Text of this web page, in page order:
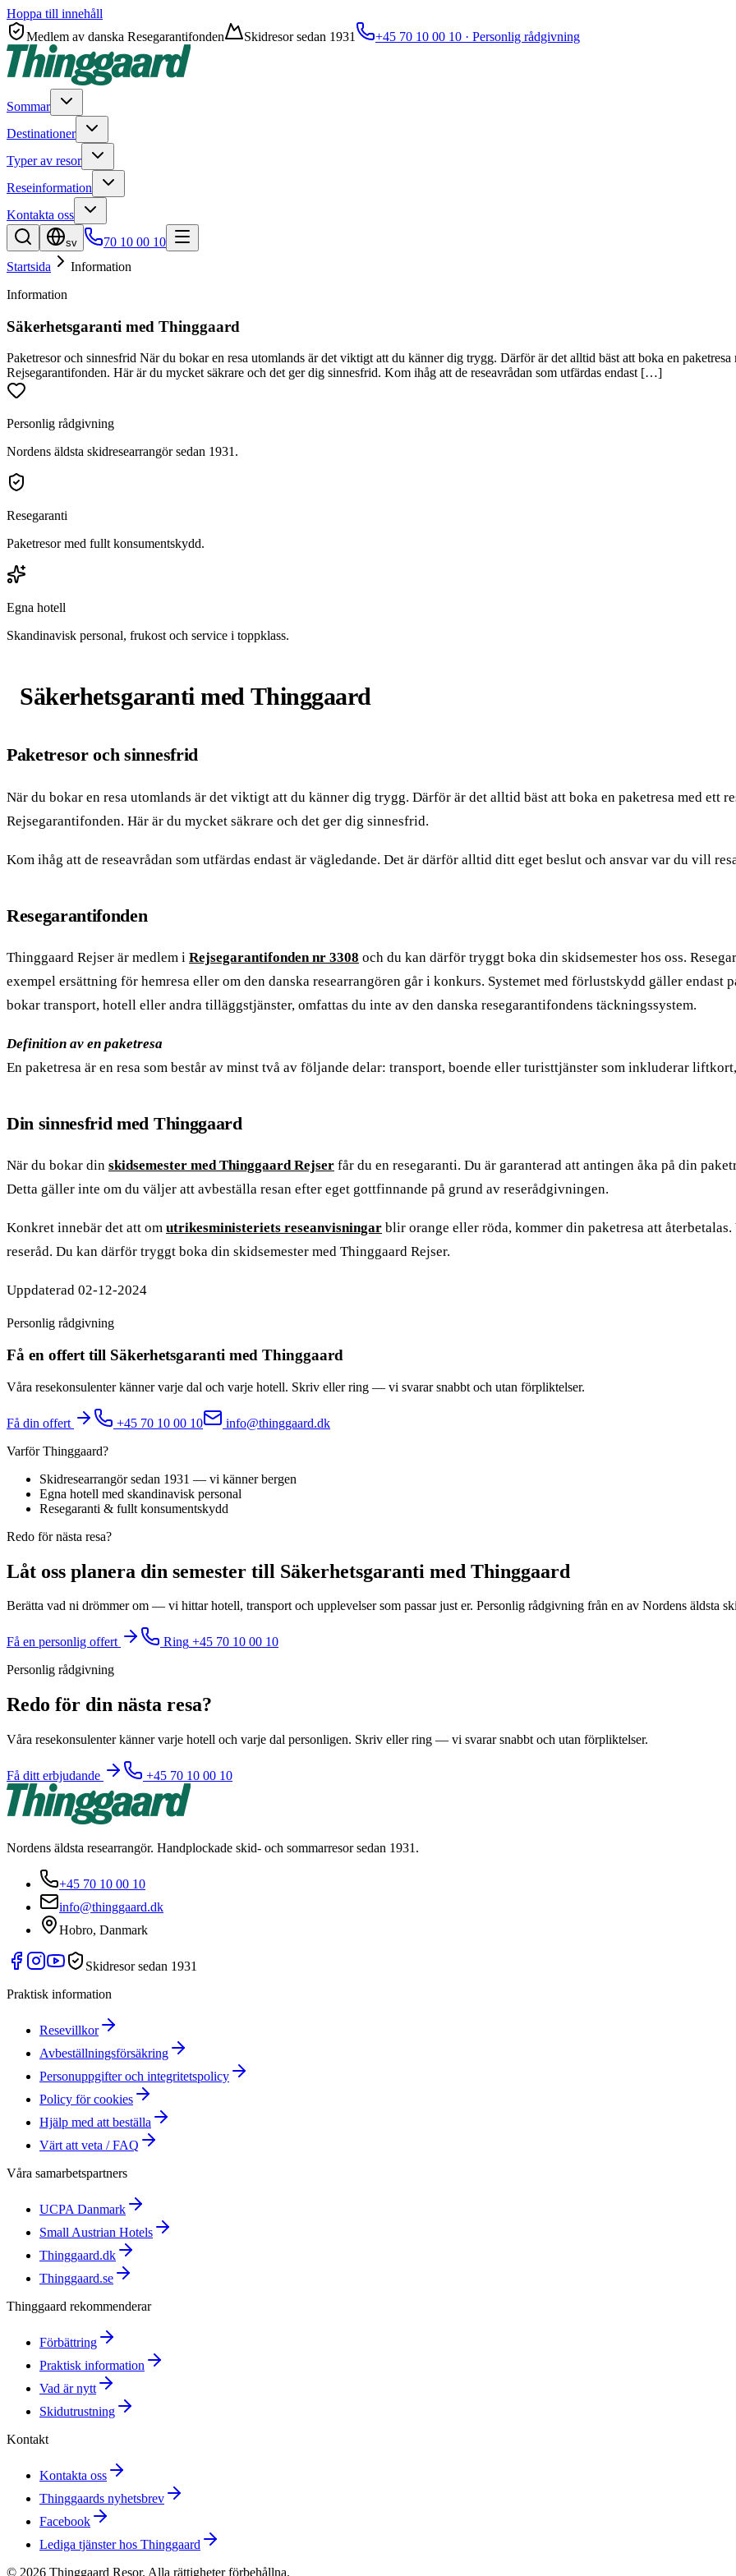
Hoppa till innehåll
Medlem av danska Resegarantifonden
Skidresor sedan 1931 +45 70 10 00 10 · Personlig rådgivning
Sommar
Destinationer
Typer av resor
Reseinformation
Kontakta oss
sv
70 10 00 10
Startsida
Information
Information
Säkerhetsgaranti med Thinggaard
Paketresor och sinnesfrid När du bokar en resa utomlands är det viktigt att du känner dig trygg. Därför är det alltid bäst att boka en
Rejsegarantifonden. Här är du mycket säkrare och det ger dig sinnesfrid. Kom ihåg att de reseavrådan som utfärdas endast […]
Personlig rådgivning
Nordens äldsta skidresearrangör sedan 1931.
Resegaranti
Paketresor med fullt konsumentskydd.
Egna hotell
Skandinavisk personal, frukost och service i toppklass.
Säkerhetsgaranti med Thinggaard
Paketresor och sinnesfrid
När du bokar en resa utomlands är det viktigt att du känner dig trygg. Därför är det alltid bäst att boka en paketresa med ett
Rejsegarantifonden. Här är du mycket säkrare och det ger dig sinnesfrid.
Kom ihåg att de reseavrådan som utfärdas endast är vägledande. Det är därför alltid ditt eget beslut och ansvar var du vill
Resegarantifonden
Thinggaard Rejser är medlem i Rejsegarantifonden nr 3308 och du kan därför tryggt boka din skidsemester hos oss.
exempel ersättning för hemresa eller om den danska researrangören går i konkurs. Systemet med förlustskydd gäller endast
bokar transport, hotell eller andra tilläggstjänster, omfattas du inte av den danska resegarantifondens täckningssystem.
Definition av en paketresa
En paketresa är en resa som består av minst två av följande delar: transport, boende eller turisttjänster som inkluderar
Din sinnesfrid med Thinggaard
När du bokar din skidsemester med Thinggaard Rejser får du en resegaranti. Du är garanterad att antingen åka på din
Detta gäller inte om du väljer att avbeställa resan efter eget gottfinnande på grund av reserådgivningen.
Konkret innebär det att om utrikesministeriets reseanvisningar blir orange eller röda, kommer din paketresa att
reseråd. Du kan därför tryggt boka din skidsemester med Thinggaard Rejser.
Uppdaterad 02-12-2024
Personlig rådgivning
Få en offert till Säkerhetsgaranti med Thinggaard
Våra resekonsulenter känner varje dal och varje hotell. Skriv eller ring — vi svarar snabbt och utan förpliktelser.
Få din offert +45 70 10 00 10
info@thinggaard.dk
Varför Thinggaard?
Skidresearrangör sedan 1931 — vi känner bergen
Egna hotell med skandinavisk personal
Resegaranti & fullt konsumentskydd
Redo för nästa resa?
Låt oss planera din semester till Säkerhetsgaranti med Thinggaard
Berätta vad ni drömmer om — vi hittar hotell, transport och upplevelser som passar just er. Personlig rådgivning från en av Nordens äldsta
Få en personlig offert Ring +45 70 10 00 10
Personlig rådgivning
Redo för din nästa resa?
Våra resekonsulenter känner varje hotell och varje dal personligen. Skriv eller ring — vi svarar snabbt och utan förpliktelser.
Få ditt erbjudande +45 70 10 00 10
Nordens äldsta researrangör. Handplockade skid- och sommarresor sedan 1931.
+45 70 10 00 10
info@thinggaard.dk
Hobro, Danmark
Skidresor sedan 1931
Praktisk information
Resevillkor
Avbeställningsförsäkring
Personuppgifter och integritetspolicy
Policy för cookies
Hjälp med att beställa
Värt att veta / FAQ
Våra samarbetspartners
UCPA Danmark
Small Austrian Hotels
Thinggaard.dk
Thinggaard.se
Thinggaard rekommenderar
Förbättring
Praktisk information
Vad är nytt
Skidutrustning
Kontakt
Kontakta oss
Thinggaards nyhetsbrev
Facebook
Lediga tjänster hos Thinggaard
© 2026 Thinggaard Resor. Alla rättigheter förbehållna.